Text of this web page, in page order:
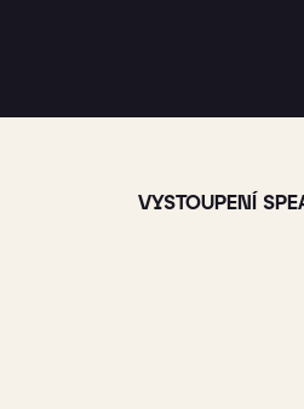
VYSTOUPENÍ